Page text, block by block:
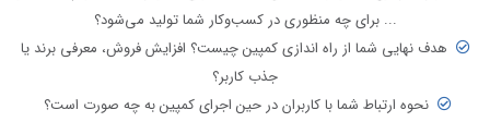
... برای چه منظوری در کسب‌وکار شما تولید می‌شود؟
هدف نهایی شما از راه اندازی کمپین چیست؟ افزایش فروش، معرفی برند یا
جذب کاربر؟
نحوه ارتباط شما با کاربران در حین اجرای کمپین به چه صورت است؟